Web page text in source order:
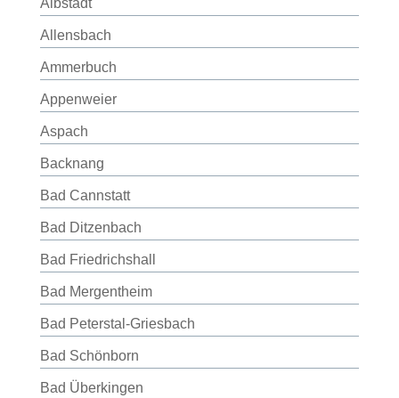
Albstadt
Allensbach
Ammerbuch
Appenweier
Aspach
Backnang
Bad Cannstatt
Bad Ditzenbach
Bad Friedrichshall
Bad Mergentheim
Bad Peterstal-Griesbach
Bad Schönborn
Bad Überkingen